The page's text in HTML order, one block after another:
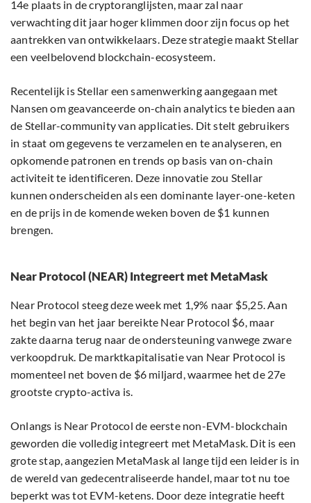
14e plaats in de cryptoranglijsten, maar zal naar
verwachting dit jaar hoger klimmen door zijn focus op het
aantrekken van ontwikkelaars. Deze strategie maakt Stellar
een veelbelovend blockchain-ecosysteem.
Recentelijk is Stellar een samenwerking aangegaan met
Nansen om geavanceerde on-chain analytics te bieden aan
de Stellar-community van applicaties. Dit stelt gebruikers
in staat om gegevens te verzamelen en te analyseren, en
opkomende patronen en trends op basis van on-chain
activiteit te identificeren. Deze innovatie zou Stellar
kunnen onderscheiden als een dominante layer-one-keten
en de prijs in de komende weken boven de $1 kunnen
brengen.
Near Protocol (NEAR) Integreert met MetaMask
Near Protocol steeg deze week met 1,9% naar $5,25. Aan
het begin van het jaar bereikte Near Protocol $6, maar
zakte daarna terug naar de ondersteuning vanwege zware
verkoopdruk. De marktkapitalisatie van Near Protocol is
momenteel net boven de $6 miljard, waarmee het de 27e
grootste crypto-activa is.
Onlangs is Near Protocol de eerste non-EVM-blockchain
geworden die volledig integreert met MetaMask. Dit is een
grote stap, aangezien MetaMask al lange tijd een leider is in
de wereld van gedecentraliseerde handel, maar tot nu toe
beperkt was tot EVM-ketens. Door deze integratie heeft